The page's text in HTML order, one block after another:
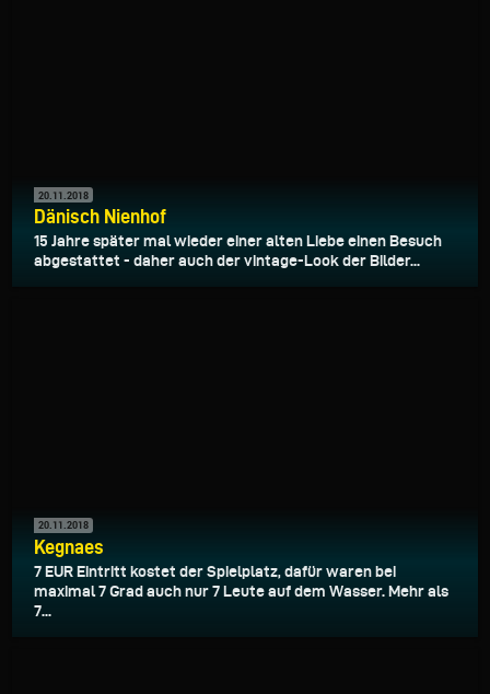
20.11.2018
Dänisch Nienhof
15 Jahre später mal wieder einer alten Liebe einen Besuch
abgestattet - daher auch der vintage-Look der Bilder...
20.11.2018
Kegnaes
7 EUR Eintritt kostet der Spielplatz, dafür waren bei
maximal 7 Grad auch nur 7 Leute auf dem Wasser. Mehr als
7...